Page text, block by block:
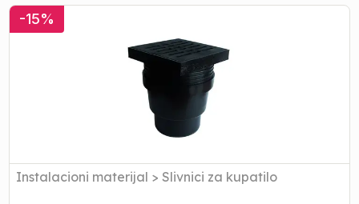
SLIVNIK
FI
-15%
Instalacioni materijal > Slivnici za kupatilo